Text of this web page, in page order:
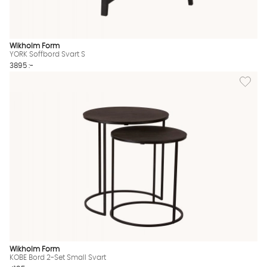
Wikholm Form
YORK Soffbord Svart S
3895 :-
Lägg
Wikholm Form
KOBE Bord 2-Set Small Svart